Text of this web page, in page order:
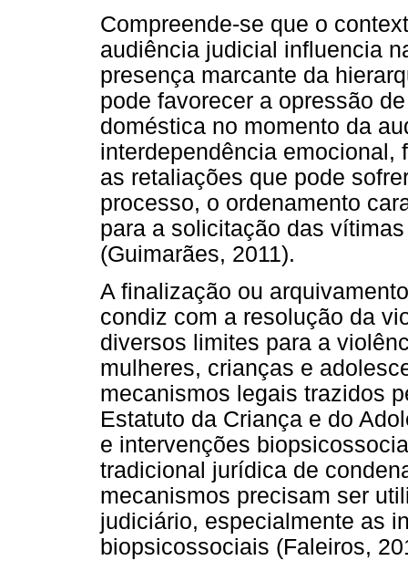
Compreende-se que o
audiência judicial influencia
presença marcante da
pode favorecer a opressão
doméstica no momento da
interdependência emocional,
as retaliações que pode
processo, o ordenamento
para a solicitação das
(Guimarães, 2011).
A finalização ou
condiz com a resolução da
diversos limites para a
mulheres, crianças e
mecanismos legais trazidos
Estatuto da Criança e do
e intervenções
tradicional jurídica de
mecanismos precisam ser
judiciário, especialmente as
biopsicossociais (Faleiros,